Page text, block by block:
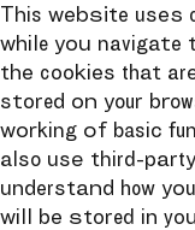
This website uses
while you navigate
the cookies that
stored on your
working of basic
also use third-
understand how
will be stored in